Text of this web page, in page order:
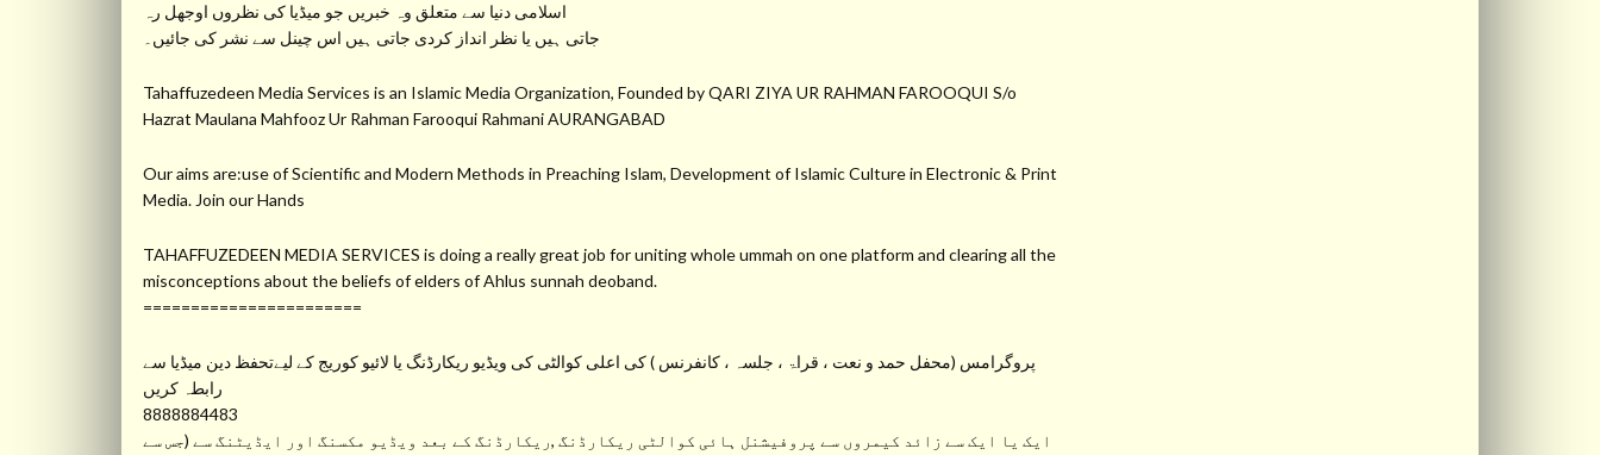
اسلامی دنیا سے متعلق وہ خبریں جو میڈیا کی نظروں اوجھل رہ
جاتی ہیں یا نظر انداز کردی جاتی ہیں اس چینل سے نشر کی جائیں۔
Tahaffuzedeen Media Services is an Islamic Media Organization, Founded by QARI ZIYA UR RAHMAN FAROOQUI S/o
Hazrat Maulana Mahfooz Ur Rahman Farooqui Rahmani AURANGABAD
Our aims are:use of Scientific and Modern Methods in Preaching Islam, Development of Islamic Culture in Electronic & Print
Media. Join our Hands
TAHAFFUZEDEEN MEDIA SERVICES is doing a really great job for uniting whole ummah on one platform and clearing all the
misconceptions about the beliefs of elders of Ahlus sunnah deoband.
=======================
پروگرامس (محفل حمد و نعت ، قراۃ ، جلسہ ، کانفرنس ) کی اعلی کوالٹی کی ویڈیو ریکارڈنگ یا لائیو کوریج کے لیےتحفظ دین میڈیا سے
رابطہ کریں
8888884483
ایک یا ایک سے زائد کیمروں سے پروفیشنل ہائی کوالٹی ریکارڈنگ ,ریکارڈنگ کے بعد ویڈیو مکسنگ اور ایڈیٹنگ سے (جس سے